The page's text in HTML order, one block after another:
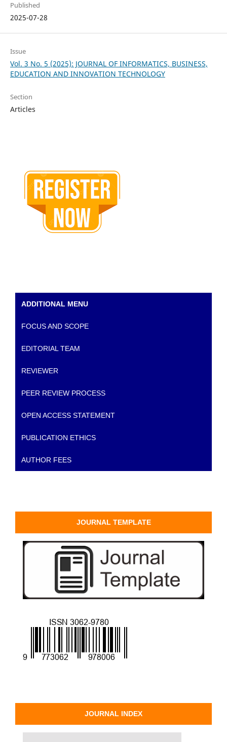
Published
2025-07-28
Issue
Vol. 3 No. 5 (2025): JOURNAL OF INFORMATICS, BUSINESS,
EDUCATION AND INNOVATION TECHNOLOGY
Section
Articles
ADDITIONAL MENU
FOCUS AND SCOPE
EDITORIAL TEAM
REVIEWER
PEER REVIEW PROCESS
OPEN ACCESS STATEMENT
PUBLICATION ETHICS
AUTHOR FEES
JOURNAL TEMPLATE
JOURNAL INDEX